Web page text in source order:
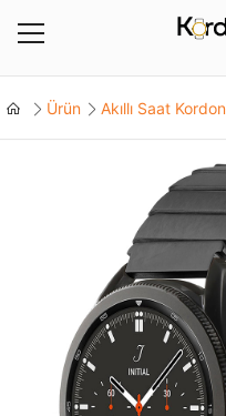
Ürün Akıllı Saat Kordon